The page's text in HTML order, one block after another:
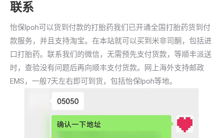
联系
怡保lpoh可以货到付款的打胎药我们已开通全国打胎药货到付
款服务，并且支持淘宝。在本站就可以买到米非司酮，包括进
口打胎药。联系我们的微信，无需预先支付货款，等顺丰派送
时，查验没有问题后再向顺丰支付货款。网上海外支持邮政
EMS，一般7天左右即可到货，包括怡保lpoh等地。